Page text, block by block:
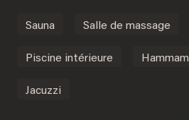
Sauna Salle de massage
Piscine intérieure Hammam
Jacuzzi